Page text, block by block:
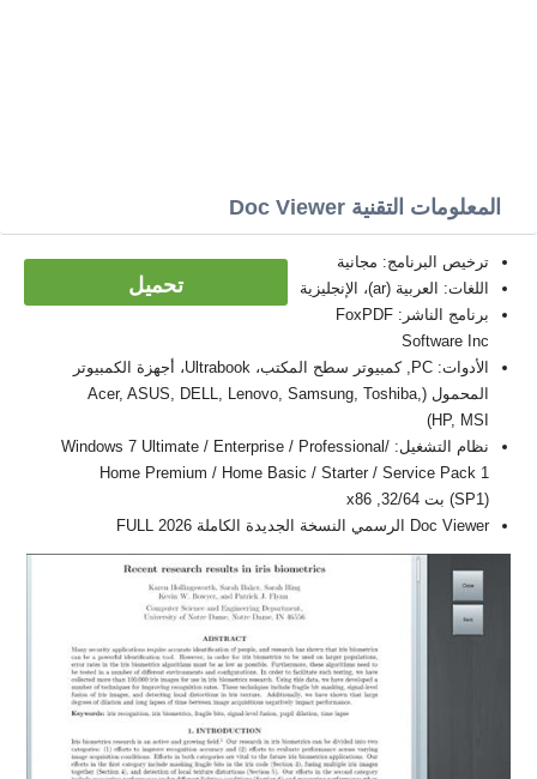
المعلومات التقنية Doc Viewer
تحميل
ترخيص البرنامج: مجانية
اللغات: العربية (ar)، الإنجليزية
برنامج الناشر: FoxPDF
Software Inc
الأدوات: PC, كمبيوتر سطح المكتب، Ultrabook، أجهزة الكمبيوتر
المحمول (Acer, ASUS, DELL, Lenovo, Samsung, Toshiba,
HP, MSI)
نظام التشغيل: Windows 7 Ultimate / Enterprise / Professional/
Home Premium / Home Basic / Starter / Service Pack 1
(SP1) بت 32/64, x86
Doc Viewer الرسمي النسخة الجديدة الكاملة FULL 2026